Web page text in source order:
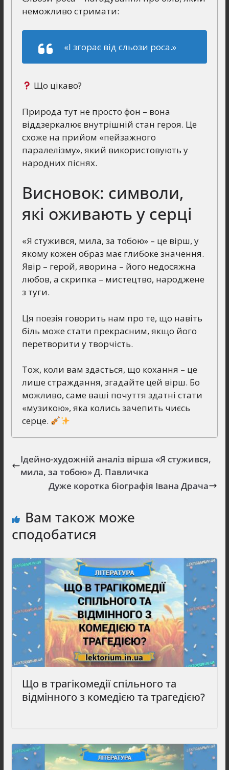
неможливо стримати:
«І згорає від сльози роса.»
Що цікаво?
Природа тут не просто фон – вона
віддзеркалює внутрішній стан героя. Це
схоже на прийом «пейзажного
паралелізму», який використовують у
народних піснях.
Висновок: символи,
які оживають у серці
«Я стужився, мила, за тобою» – це вірш, у
якому кожен образ має глибоке значення.
Явір – герой, яворина – його недосяжна
любов, а скрипка – мистецтво, народжене
з туги.
Ця поезія говорить нам про те, що навіть
біль може стати прекрасним, якщо його
перетворити у творчість.
Тож, коли вам здасться, що кохання – це
лише страждання, згадайте цей вірш. Бо
можливо, саме ваші почуття здатні стати
«музикою», яка колись зачепить чиєсь
серце.
Ідейно-художній аналіз вірша «Я стужився,
мила, за тобою» Д. Павличка
Дуже коротка біографія Івана Драча
Вам також може
сподобатися
Що в трагікомедії спільного та
відмінного з комедією та трагедією?